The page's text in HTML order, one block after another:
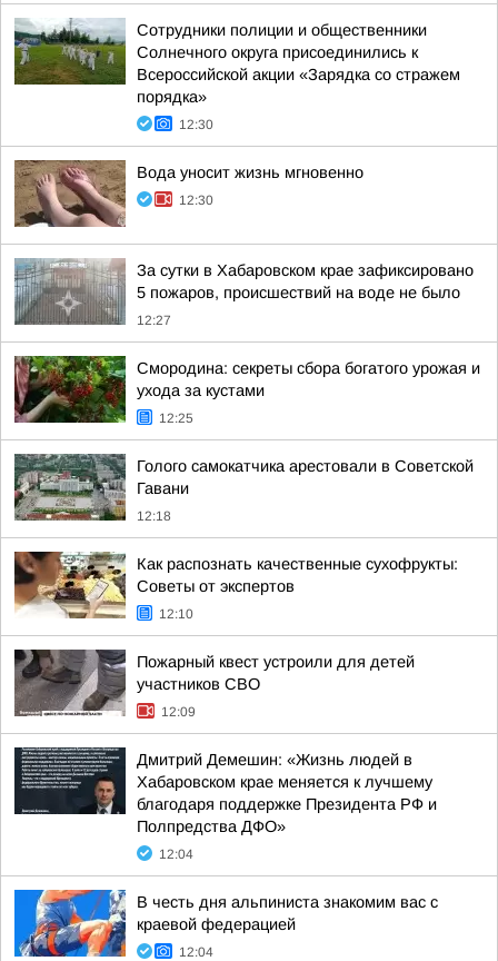
Сотрудники полиции и общественники
Солнечного округа присоединились к
Всероссийской акции «Зарядка со стражем
порядка»
12:30
Вода уносит жизнь мгновенно
12:30
За сутки в Хабаровском крае зафиксировано
5 пожаров, происшествий на воде не было
12:27
Смородина: секреты сбора богатого урожая и
ухода за кустами
12:25
Голого самокатчика арестовали в Советской
Гавани
12:18
Как распознать качественные сухофрукты:
Советы от экспертов
12:10
Пожарный квест устроили для детей
участников СВО
12:09
Дмитрий Демешин: «Жизнь людей в
Хабаровском крае меняется к лучшему
благодаря поддержке Президента РФ и
Полпредства ДФО»
12:04
В честь дня альпиниста знакомим вас с
краевой федерацией
12:04